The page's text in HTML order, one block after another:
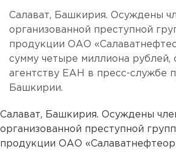
Салават, Башкирия. Осуждены
организованной преступной
продукции ОАО
сумму четыре миллиона рублей,
агентству ЕАН в пресс-службе
Башкирии.
Салават, Башкирия. Осуждены
организованной преступной
продукции ОАО